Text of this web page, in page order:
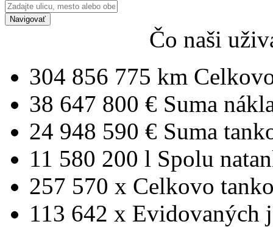
Navigovať
Čo naši
304 856 775 km
38 647 800 € Suma
24 948 590 € Suma
11 580 200 l Spolu
257 570 x Celkovo
113 642 x Evidovaných